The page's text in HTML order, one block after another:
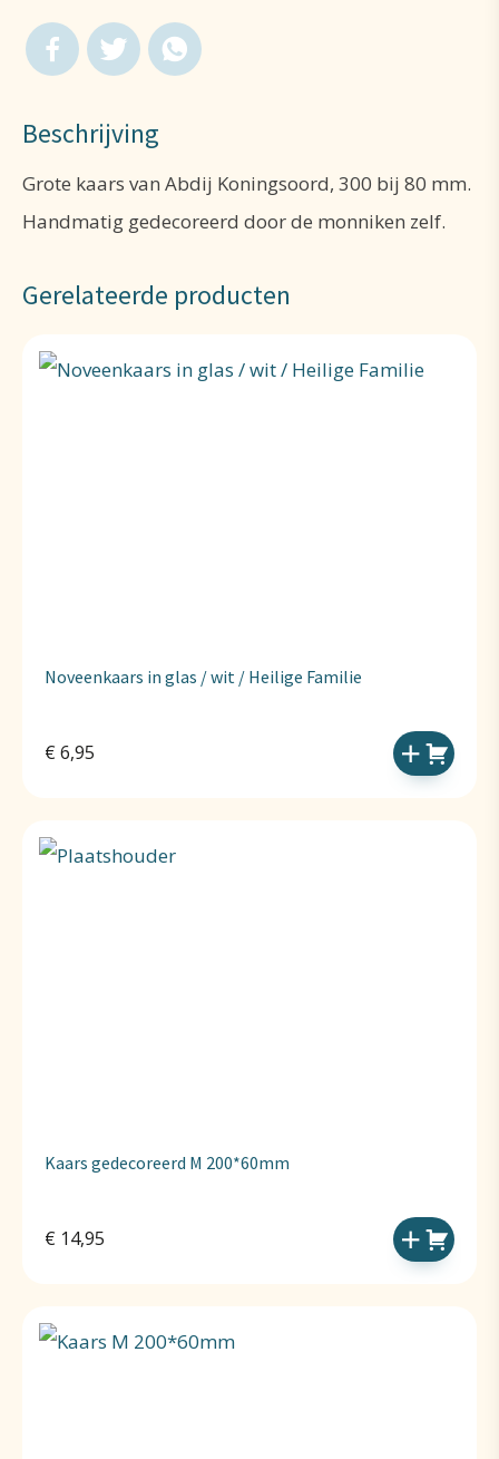
Beschrijving
Grote kaars van Abdij Koningsoord, 300 bij 80 mm.
Handmatig gedecoreerd door de monniken zelf.
Gerelateerde producten
Noveenkaars in glas / wit / Heilige Familie
€ 6,95
Kaars gedecoreerd M 200*60mm
€ 14,95